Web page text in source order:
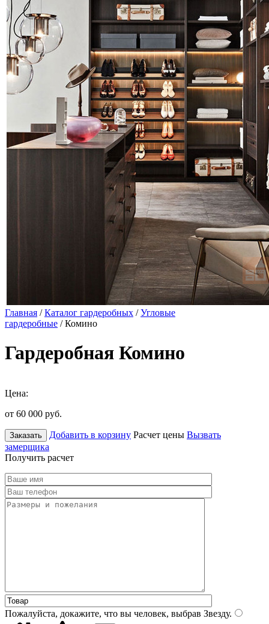
Главная /Каталог гардеробных /Угловые
гардеробные / Комино
Гардеробная Комино
Цена:
от 60 000 руб.
Заказать Добавить в корзину Расчет цены Вызвать
замерщика
Получить расчет
Пожалуйста, докажите, что вы человек, выбрав Звезду.